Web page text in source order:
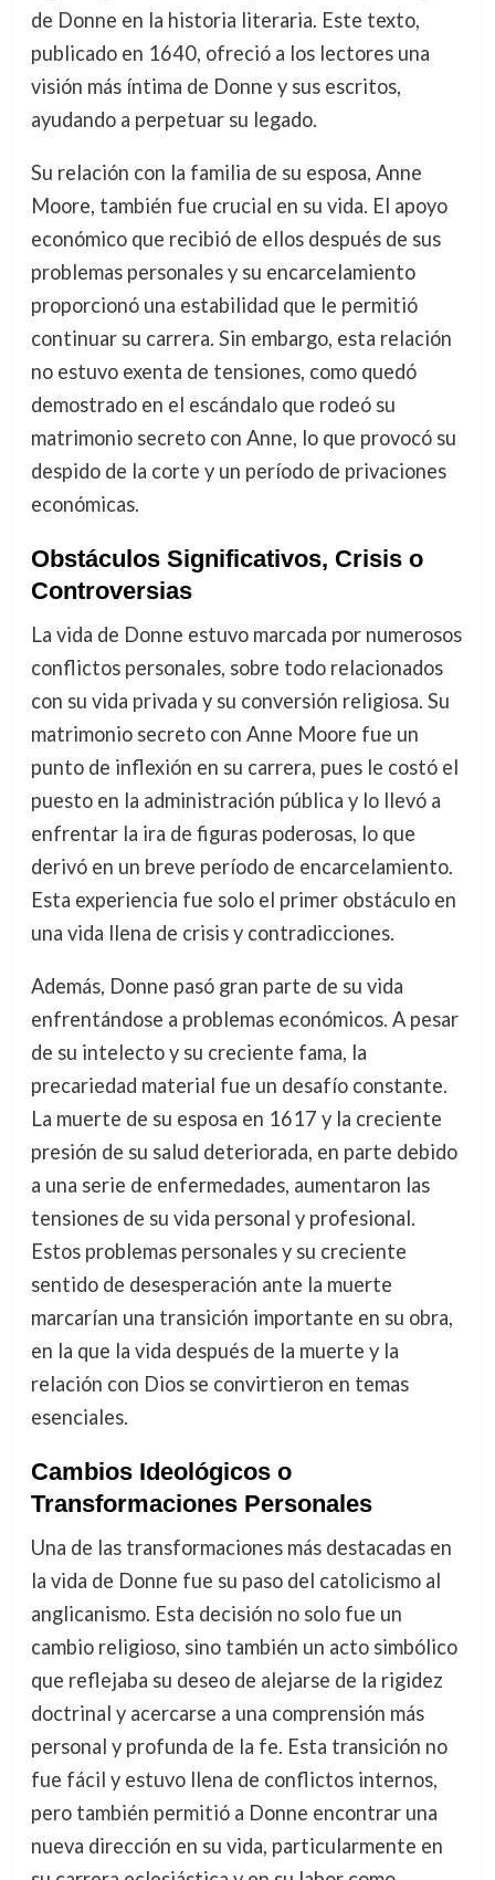
de Donne en la historia literaria. Este texto,
publicado en 1640, ofreció a los lectores una
visión más íntima de Donne y sus escritos,
ayudando a perpetuar su legado.
Su relación con la familia de su esposa, Anne
Moore, también fue crucial en su vida. El apoyo
económico que recibió de ellos después de sus
problemas personales y su encarcelamiento
proporcionó una estabilidad que le permitió
continuar su carrera. Sin embargo, esta relación
no estuvo exenta de tensiones, como quedó
demostrado en el escándalo que rodeó su
matrimonio secreto con Anne, lo que provocó su
despido de la corte y un período de privaciones
económicas.
Obstáculos Significativos, Crisis o
Controversias
La vida de Donne estuvo marcada por numerosos
conflictos personales, sobre todo relacionados
con su vida privada y su conversión religiosa. Su
matrimonio secreto con Anne Moore fue un
punto de inflexión en su carrera, pues le costó el
puesto en la administración pública y lo llevó a
enfrentar la ira de figuras poderosas, lo que
derivó en un breve período de encarcelamiento.
Esta experiencia fue solo el primer obstáculo en
una vida llena de crisis y contradicciones.
Además, Donne pasó gran parte de su vida
enfrentándose a problemas económicos. A pesar
de su intelecto y su creciente fama, la
precariedad material fue un desafío constante.
La muerte de su esposa en 1617 y la creciente
presión de su salud deteriorada, en parte debido
a una serie de enfermedades, aumentaron las
tensiones de su vida personal y profesional.
Estos problemas personales y su creciente
sentido de desesperación ante la muerte
marcarían una transición importante en su obra,
en la que la vida después de la muerte y la
relación con Dios se convirtieron en temas
esenciales.
Cambios Ideológicos o
Transformaciones Personales
Una de las transformaciones más destacadas en
la vida de Donne fue su paso del catolicismo al
anglicanismo. Esta decisión no solo fue un
cambio religioso, sino también un acto simbólico
que reflejaba su deseo de alejarse de la rigidez
doctrinal y acercarse a una comprensión más
personal y profunda de la fe. Esta transición no
fue fácil y estuvo llena de conflictos internos,
pero también permitió a Donne encontrar una
nueva dirección en su vida, particularmente en